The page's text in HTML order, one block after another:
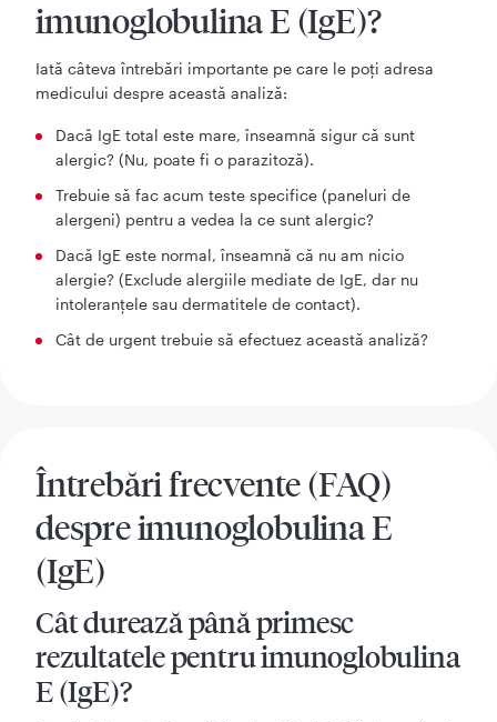
imunoglobulina E (IgE)?
Iată câteva întrebări importante pe care le poți adresa
medicului despre această analiză:
Dacă IgE total este mare, înseamnă sigur că sunt
alergic? (Nu, poate fi o parazitoză).
Trebuie să fac acum teste specifice (paneluri de
alergeni) pentru a vedea la ce sunt alergic?
Dacă IgE este normal, înseamnă că nu am nicio
alergie? (Exclude alergiile mediate de IgE, dar nu
intoleranțele sau dermatitele de contact).
Cât de urgent trebuie să efectuez această analiză?
Întrebări frecvente (FAQ)
despre imunoglobulina E
(IgE)
Cât durează până primesc
rezultatele pentru imunoglobulina
E (IgE)?